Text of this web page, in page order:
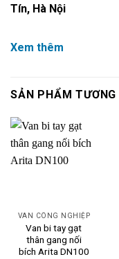
Tín, Hà Nội
Xem thêm
SẢN PHẨM
VAN CÔNG NGHIỆP
Van bi tay gạt
thân gang nối
bích Arita DN100